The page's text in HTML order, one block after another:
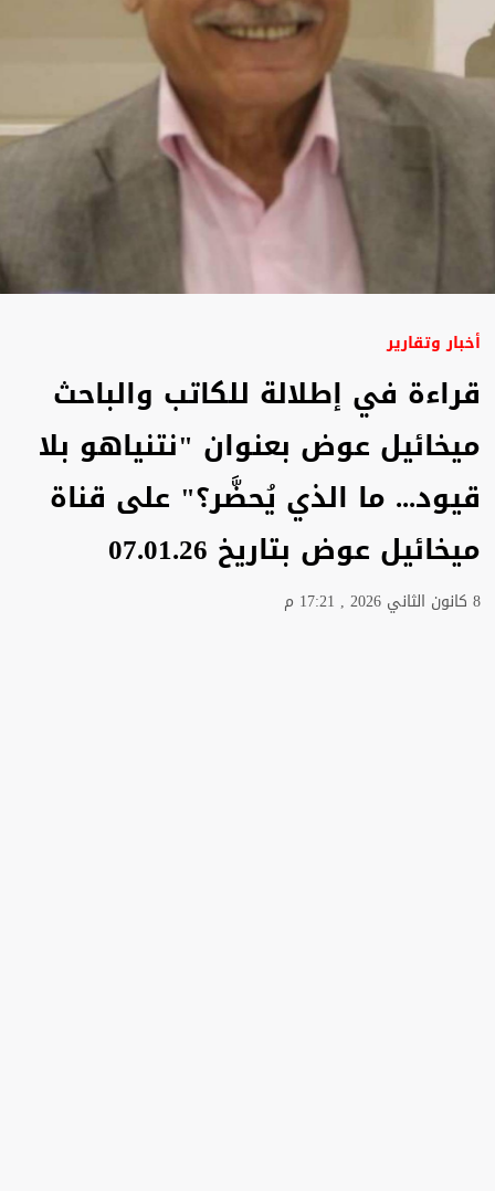
أخبار وتقارير
قراءة في إطلالة للكاتب والباحث
ميخائيل عوض بعنوان "نتنياهو بلا
قيود... ما الذي يُحضَّر؟" على قناة
ميخائيل عوض بتاريخ 07.01.26
8 كانون الثاني 2026 , 17:21 م